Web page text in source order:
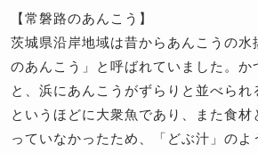
【常磐路のあんこう】
茨城県沿岸地域は昔からあんこうの水
のあんこう」と呼ばれていました。か
と、浜にあんこうがずらりと並べら
というほどに大衆魚であり、また食材
っていなかったため、「どぶ汁」の